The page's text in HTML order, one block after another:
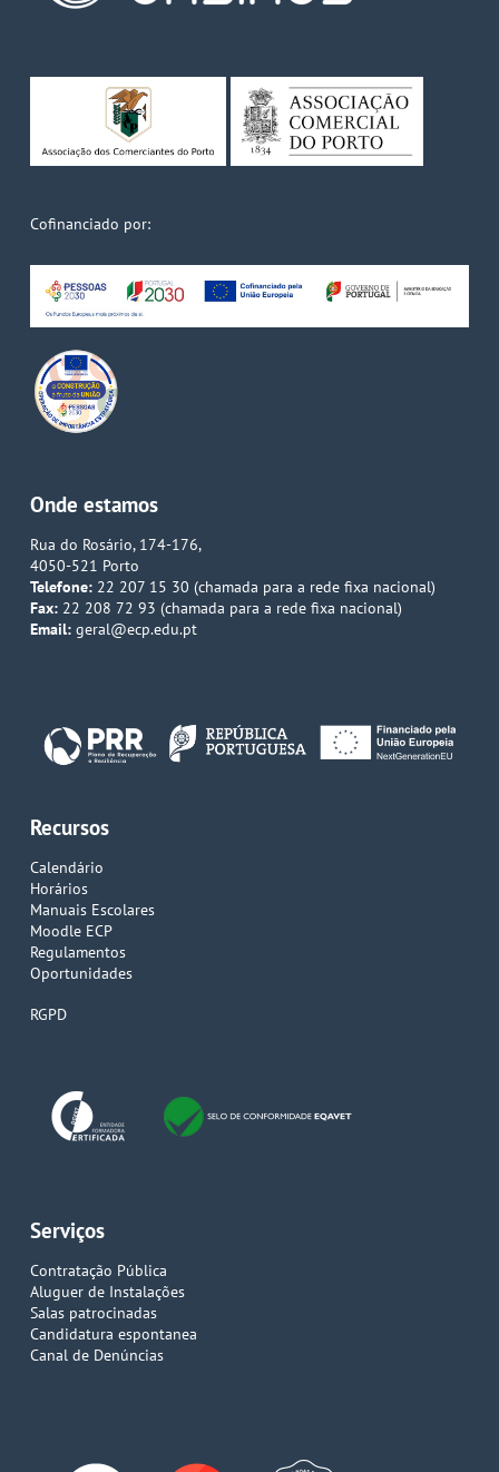
Cofinanciado por:
Onde estamos
Rua do Rosário, 174-176,
4050-521 Porto
Telefone:22 207 15 30 (chamada para a rede fixa nacional)
Fax:22 208 72 93 (chamada para a rede fixa nacional)
Email: geral@ecp.edu.pt
Recursos
Calendário
Horários
Manuais Escolares
Moodle ECP
Regulamentos
Oportunidades
RGPD
Serviços
Contratação Pública
Aluguer de Instalações
Salas patrocinadas
Candidatura espontanea
Canal de Denúncias